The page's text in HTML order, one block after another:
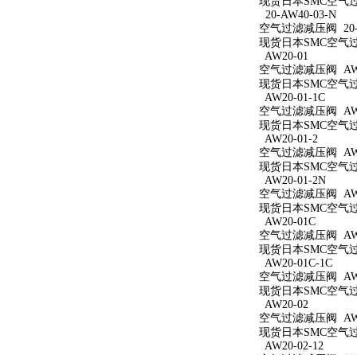
20-AW40-03-N
空气过滤减压阀
现货日本SMC空气
AW20-01
空气过滤减压阀
现货日本SMC空气
AW20-01-1C
空气过滤减压阀
现货日本SMC空气
AW20-01-2
空气过滤减压阀
现货日本SMC空气
AW20-01-2N
空气过滤减压阀
现货日本SMC空气
AW20-01C
空气过滤减压阀
现货日本SMC空气
AW20-01C-1C
空气过滤减压阀
现货日本SMC空气
AW20-02
空气过滤减压阀
现货日本SMC空气
AW20-02-12